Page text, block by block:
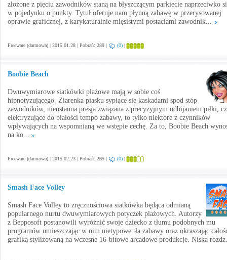
złożone z pięciu zawodników staną na błyszczącym parkiecie naprzeciwko
w pojedynku o punkty. Tytuł oferuje nam płynną zabawę w przerysowanej
oprawie graficznej, z karykaturalnie mięsistymi postaciami zawodnik...
Freeware (darmowa) | 2015.01.28 | Pobrań: 289 | (0) |
Boobie Beach
Dwuwymiarowe siatkówki plażowe mają w sobie coś
hipnotyzującego. Ziarenka piasku sypiące się kaskadami spod stóp
zawodników, nieustanna presja związana z precyzyjnym odbijaniem piłki,
elektryzujące do białości tempo zabawy, to tylko niektóre z czynników
wpływających na wspomnianą we wstępie cechę. Za to, Boobie Beach
na ko...
Freeware (darmowa) | 2015.02.23 | Pobrań: 265 | (0) |
Smash Face Volley
Smash Face Volley to zręcznościowa siatkówka będąca odmianą
popularnego nurtu dwuwymiarowych potyczek plażowych. Autorzy
z Bepposoft postanowili wyróżnić swoje dziecko z tłumu podobnych mu
programów umieszczając w nim nietypowe tła zabawy oraz okraszając
grafiką stylizowaną na wczesne 16-bitowe arcadowe produkcje. Niska